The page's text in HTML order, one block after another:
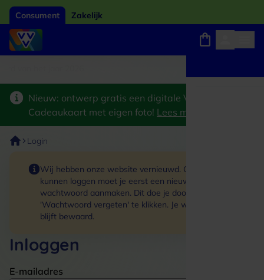
Consument Zakelijk
Nieuw: ontwerp gratis een digitale VVV
Cadeaukaart met eigen foto! Lees meer
Login
Wij hebben onze website vernieuwd. Om in te
kunnen loggen moet je eerst een nieuw
wachtwoord aanmaken. Dit doe je door op de link
'Wachtwoord vergeten' te klikken. Je winkelmand
blijft bewaard.
Inloggen
E-mailadres